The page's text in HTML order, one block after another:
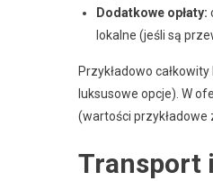
Dodatkowe opłaty:
lokalne (jeśli są
Przykładowo
luksusowe opcje). W
(wartości
Transport